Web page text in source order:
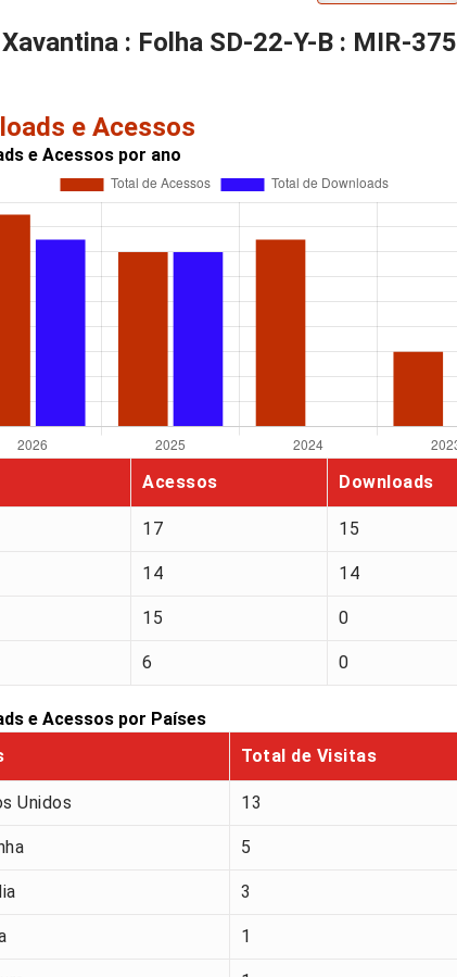
: Folha SD-22-Y-B : MIR-375
e Acessos
e Acessos por ano
Acessos Downloads
17 15
14 14
15 0
6 0
e Acessos por Países
Total de Visitas
Unidos 13
5
3
1